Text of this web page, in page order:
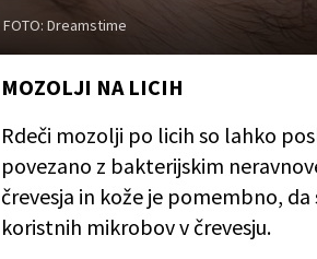
FOTO: Dreamstime
MOZOLJI NA LICIH
Rdeči mozolji po licih so lahko
povezano z bakterijskim
črevesja in kože je pomembno,
koristnih mikrobov v črevesju.